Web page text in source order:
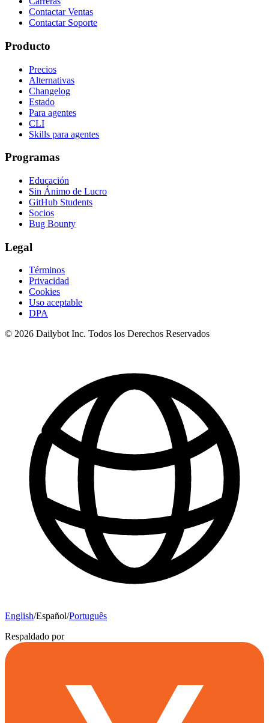
Contactar Ventas
Contactar Soporte
Producto
Precios
Alternativas
Changelog
Estado
Para agentes
CLI
Skills para agentes
Programas
Educación
Sin Ánimo de Lucro
GitHub Students
Socios
Bug Bounty
Legal
Términos
Privacidad
Cookies
Uso aceptable
DPA
© 2026 Dailybot Inc. Todos los Derechos Reservados
English/Español/Português
Respaldado por